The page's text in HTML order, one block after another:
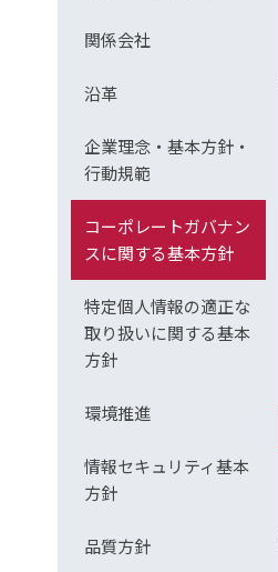
関係会社
沿革
企業理念・基本方針・
行動規範
コーポレートガバナン
スに関する基本方針
特定個人情報の適正な
取り扱いに関する基本
方針
環境推進
情報セキュリティ基本
方針
品質方針